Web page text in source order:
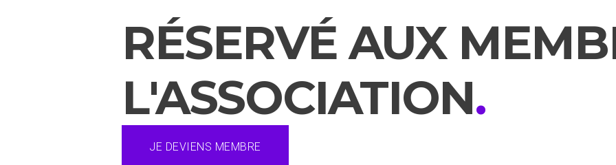
RÉSERVÉ AUX
L'ASSOCIATION.
JE DEVIENS MEMBRE